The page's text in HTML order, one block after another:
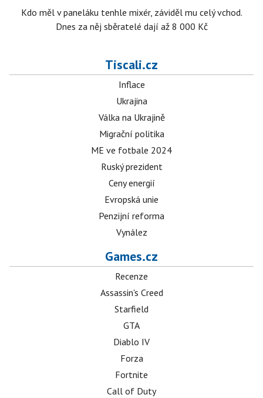
Kdo měl v paneláku tenhle mixér, záviděl mu celý vchod.
Dnes za něj sběratelé dají až 8 000 Kč
Tiscali.cz
Inflace
Ukrajina
Válka na Ukrajině
Migrační politika
ME ve fotbale 2024
Ruský prezident
Ceny energií
Evropská unie
Penzijní reforma
Vynález
Games.cz
Recenze
Assassin's Creed
Starfield
GTA
Diablo IV
Forza
Fortnite
Call of Duty